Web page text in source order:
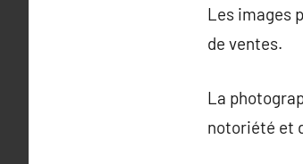
Les images
de ventes.
La
notoriété et